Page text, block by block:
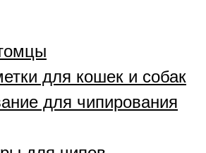
для кошек и собак
для чипирования